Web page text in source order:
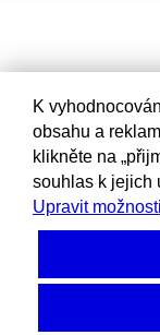
K
obsahu a
klikněte na
souhlas k jejich
Upravit možnosti